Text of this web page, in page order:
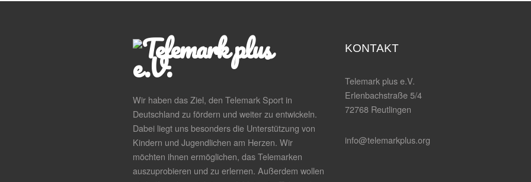
Wir haben das Ziel, den Telemark Sport in
Deutschland zu fördern und weiter zu entwickeln.
Dabei liegt uns besonders die Unterstützung von
Kindern und Jugendlichen am Herzen. Wir
möchten ihnen ermöglichen, das Telemarken
auszuprobieren und zu erlernen. Außerdem wollen
KONTAKT
Telemark plus e.V.
Erlenbachstraße 5/4
72768 Reutlingen
info@telemarkplus.org